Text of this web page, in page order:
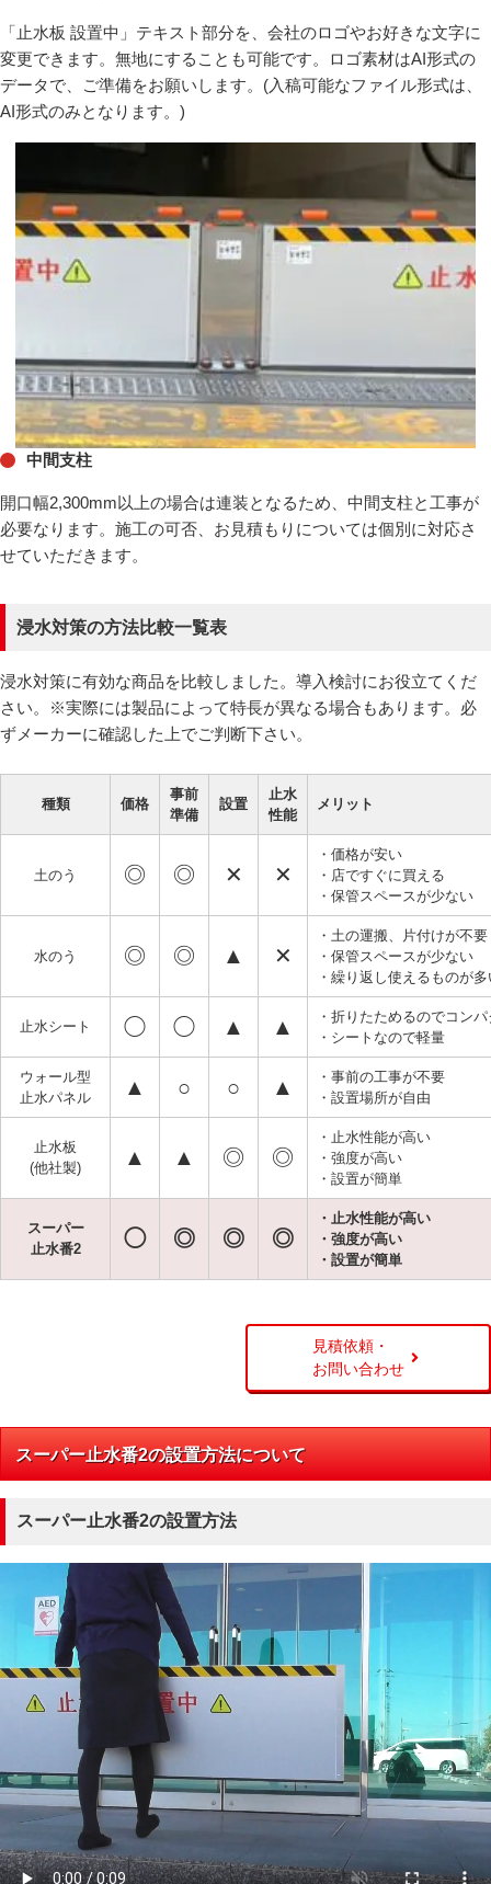
「止水板 設置中」テキスト部分を、会社のロゴやお好きな文字に
変更できます。無地にすることも可能です。ロゴ素材はAI形式の
データで、ご準備をお願いします。(入稿可能なファイル形式は、
AI形式のみとなります。)
中間支柱
開口幅2,300mm以上の場合は連装となるため、中間支柱と工事が
必要なります。施工の可否、お見積もりについては個別に対応さ
せていただきます。
浸水対策の方法比較一覧表
浸水対策に有効な商品を比較しました。導入検討にお役立てくだ
さい。※実際には製品によって特長が異なる場合もあります。必
ずメーカーに確認した上でご判断下さい。
種類 価格
事前
準備
設置
止水
性能
メリット
土のう ◎ ◎ ✕ ✕
・価格が安い
・店ですぐに買える
・保管スペースが少ない
水のう ◎ ◎ ▲ ✕
・土の運搬、片付けが不要
・保管スペースが少ない
・繰り返し使えるものが多
止水シート ◯ ◯ ▲ ▲
・折りたためるのでコン
・シートなので軽量
ウォール型
止水パネル
▲ ○ ○ ▲
・事前の工事が不要
・設置場所が自由
止水板
(他社製)
▲ ▲ ◎ ◎
・止水性能が高い
・強度が高い
・設置が簡単
スーパー
止水番2
◯ ◎ ◎ ◎
・止水性能が高い
・強度が高い
・設置が簡単
見積依頼・
お問い合わせ
スーパー止水番2の設置方法について
スーパー止水番2の設置方法